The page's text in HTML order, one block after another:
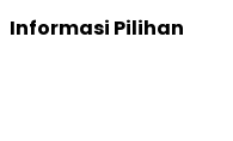
Informasi Pilihan